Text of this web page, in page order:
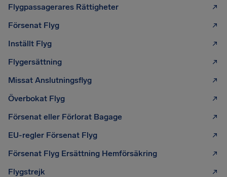
Flygpassagerares Rättigheter
Försenat Flyg
Inställt Flyg
Flygersättning
Missat Anslutningsflyg
Överbokat Flyg
Försenat eller Förlorat Bagage
EU-regler Försenat Flyg
Försenat Flyg Ersättning Hemförsäkring
Flygstrejk